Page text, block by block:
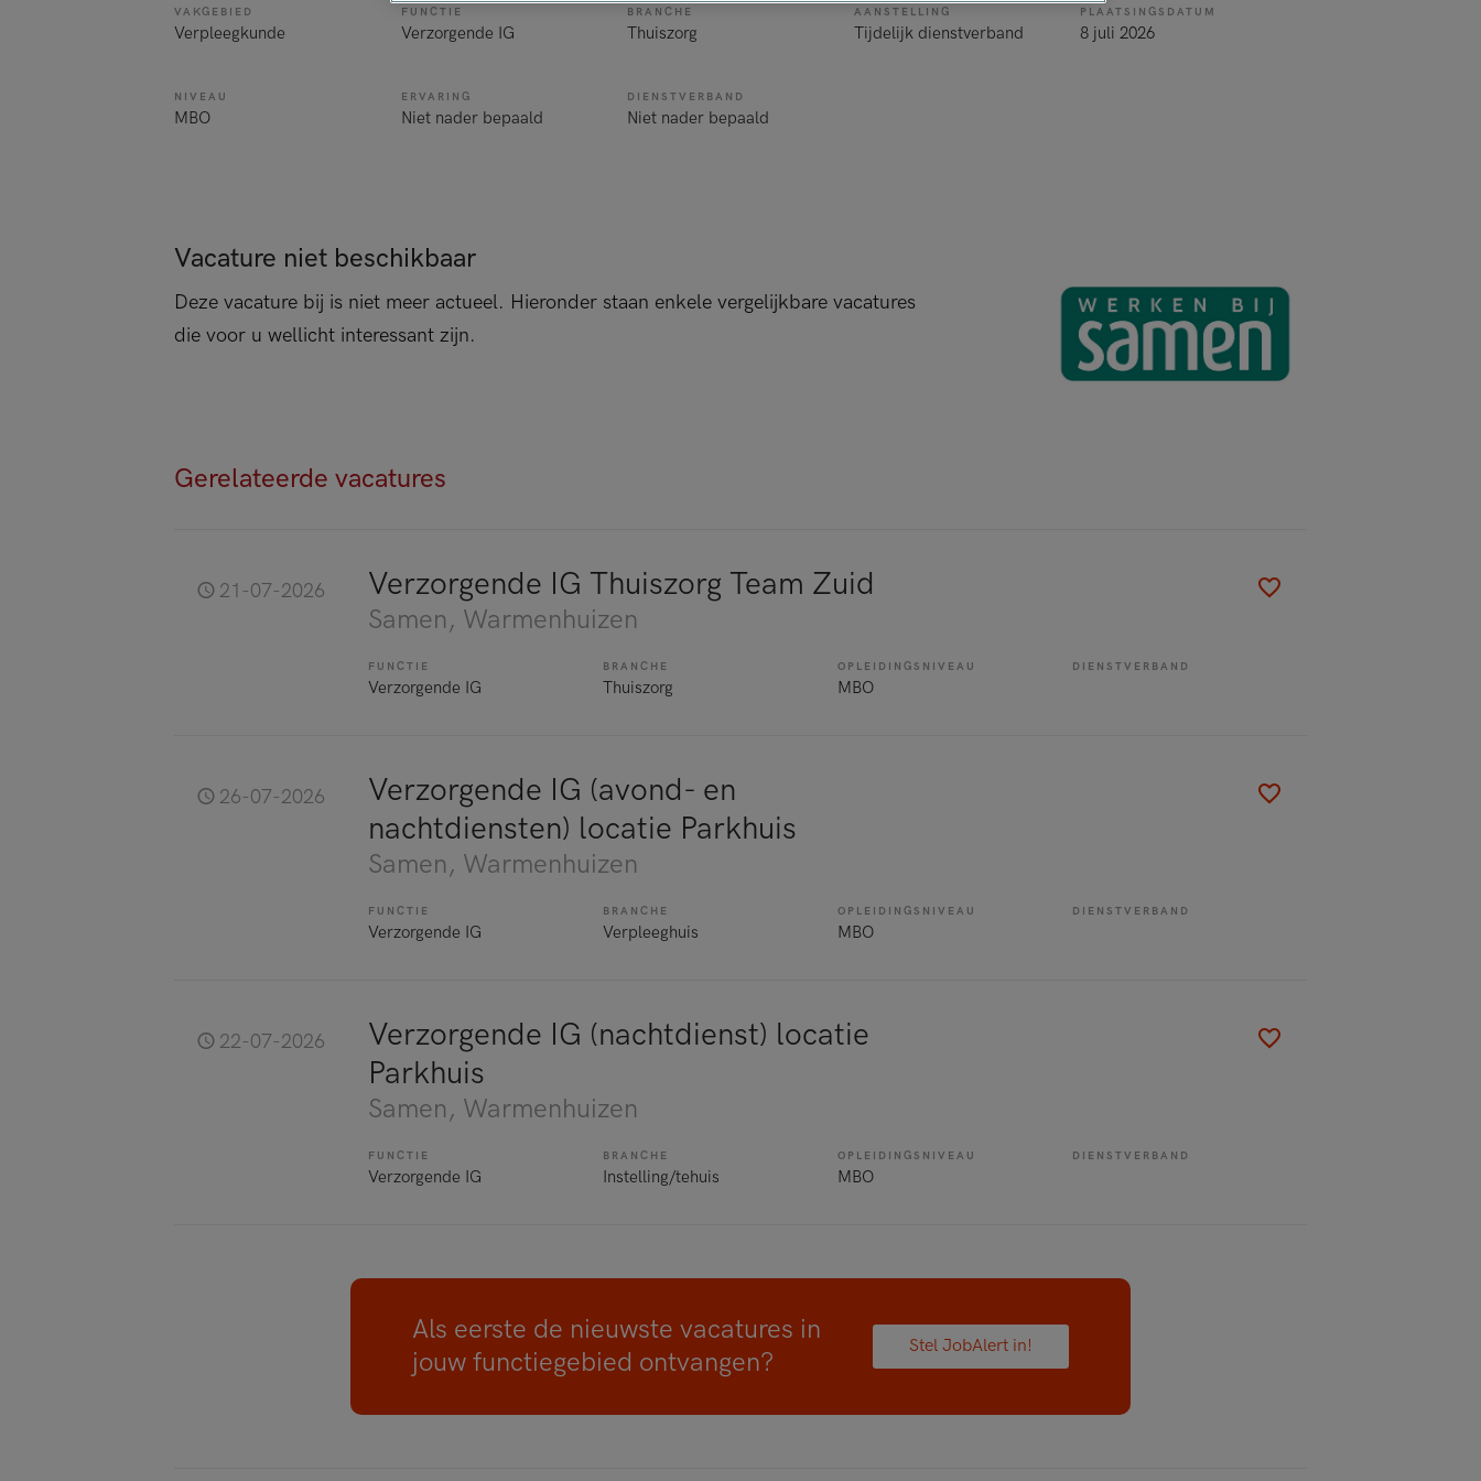
VAKGEBIED
Verpleegkunde
FUNCTIE
Verzorgende IG
BRANCHE
Thuiszorg
AANSTELLING
Tijdelijk dienstverband
PLAATSINGSDATUM
8 juli 2026
NIVEAU
MBO
ERVARING
Niet nader bepaald
DIENSTVERBAND
Niet nader bepaald
Vacature niet beschikbaar
Deze vacature bij is niet meer actueel. Hieronder staan enkele vergelijkbare vacatures
die voor u wellicht interessant zijn.
Gerelateerde vacatures
21-07-2026 Verzorgende IG Thuiszorg Team Zuid
Samen, Warmenhuizen
FUNCTIE
Verzorgende IG
BRANCHE
Thuiszorg
OPLEIDINGSNIVEAU
MBO
DIENSTVERBAND
26-07-2026
Verzorgende IG (avond- en
nachtdiensten) locatie Parkhuis
Samen, Warmenhuizen
FUNCTIE
Verzorgende IG
BRANCHE
Verpleeghuis
OPLEIDINGSNIVEAU
MBO
DIENSTVERBAND
22-07-2026
Verzorgende IG (nachtdienst) locatie
Parkhuis
Samen, Warmenhuizen
FUNCTIE
Verzorgende IG
BRANCHE
Instelling/tehuis
OPLEIDINGSNIVEAU
MBO
DIENSTVERBAND
Als eerste de nieuwste vacatures in
jouw functiegebied ontvangen?
Stel JobAlert in!